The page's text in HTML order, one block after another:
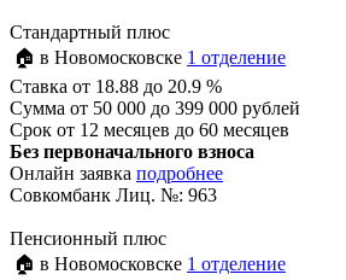
Стандартный плюс
🏠 в Новомосковске 1 отделение
Ставка от 18.88 до 20.9 %
Сумма от 50 000 до 399 000 рублей
Срок от 12 месяцев до 60 месяцев
Без первоначального взноса
Онлайн заявка подробнее
Совкомбанк Лиц. №: 963
Пенсионный плюс
🏠 в Новомосковске 1 отделение